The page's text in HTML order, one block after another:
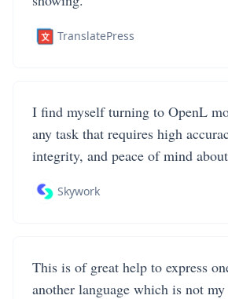
TranslatePress
I find myself turning to OpenL
any task that requires high
integrity, and peace of mind
Skywork
This is of great help to express
another language which is not